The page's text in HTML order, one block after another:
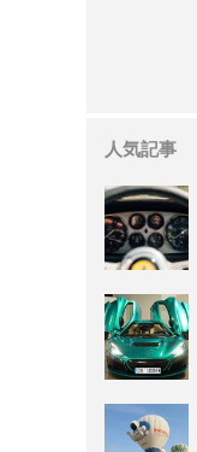
人気記事